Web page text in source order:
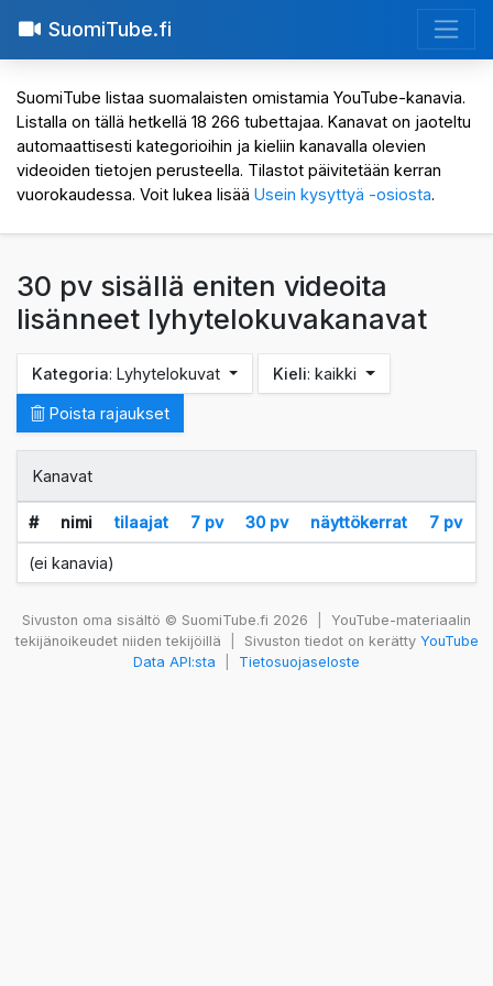
SuomiTube.fi
SuomiTube listaa suomalaisten omistamia YouTube-kanavia.
Listalla on tällä hetkellä 18 266 tubettajaa. Kanavat on jaoteltu
automaattisesti kategorioihin ja kieliin kanavalla olevien
videoiden tietojen perusteella. Tilastot päivitetään kerran
vuorokaudessa. Voit lukea lisää Usein kysyttyä -osiosta.
30 pv sisällä eniten videoita
lisänneet lyhytelokuvakanavat
Kategoria: Lyhytelokuvat Kieli: kaikki
Poista rajaukset
Kanavat
# nimi tilaajat 7 pv 30 pv näyttökerrat 7 pv
(ei kanavia)
Sivuston oma sisältö © SuomiTube.fi 2026
YouTube-materiaalin
tekijänoikeudet niiden tekijöillä
Sivuston tiedot on kerätty YouTube
Data API:sta
Tietosuojaseloste